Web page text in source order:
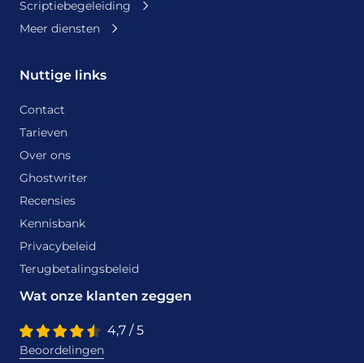
Scriptiebegeleiding
Meer diensten
Nuttige links
Contact
Tarieven
Over ons
Ghostwriter
Recensies
Kennisbank
Privacybeleid
Terugbetalingsbeleid
Wat onze klanten zeggen
4,7 / 5
Beoordelingen